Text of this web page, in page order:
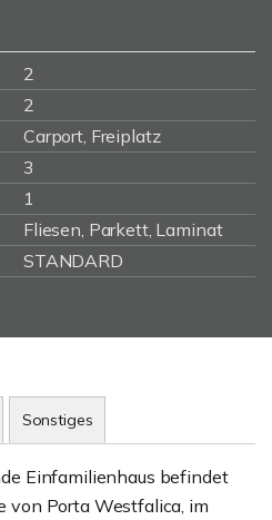
2
2
Carport, Freiplatz
3
1
Fliesen, Parkett, Laminat
STANDARD
Sonstiges
Einfamilienhaus befindet
von Porta Westfalica, im